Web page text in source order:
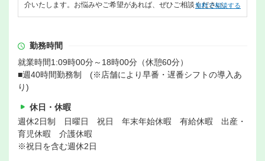
介いたします。お悩みやご希望があれば、ぜひご相談ください。
無料で相談する
勤務時間
就業時間1:09時00分～18時00分（休憩60分）
■週40時間勤務制 (※店舗により早番・遅番シフトの導入あ
り)
休日・休暇
週休2日制 日曜日 祝日 年末年始休暇 有給休暇 出産・
育児休暇 介護休暇
※祝日を含む週休2日